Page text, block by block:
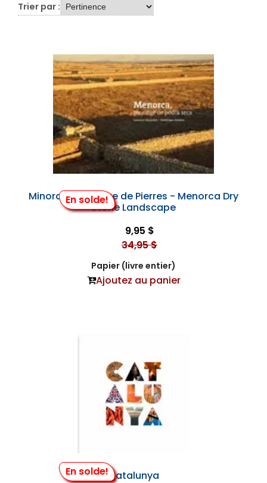
Trier par :
En solde!
Minorque Paysage de Pierres - Menorca Dry
Stone Landscape
9,95 $
34,95 $
Papier (livre entier)
Ajoutez au panier
En solde! Catalunya